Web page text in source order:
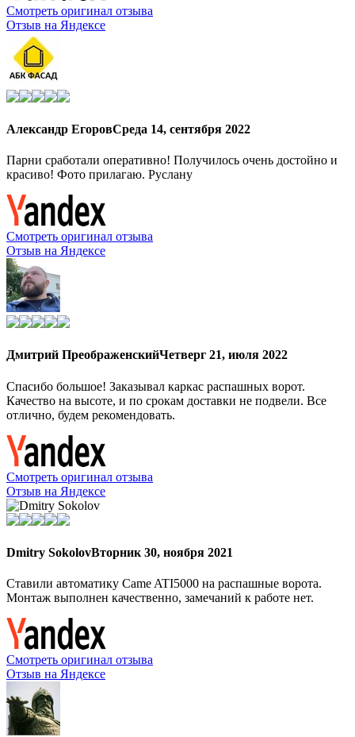
Смотреть оригинал отзыва
Отзыв на Яндексе
Александр ЕгоровСреда 14, сентября 2022
Парни сработали оперативно! Получилось очень достойно и
красиво! Фото прилагаю. Руслану
Смотреть оригинал отзыва
Отзыв на Яндексе
Дмитрий ПреображенскийЧетверг 21, июля 2022
Спасибо большое! Заказывал каркас распашных ворот.
Качество на высоте, и по срокам доставки не подвели. Все
отлично, будем рекомендовать.
Смотреть оригинал отзыва
Отзыв на Яндексе
Dmitry SokolovВторник 30, ноября 2021
Ставили автоматику Came ATI5000 на распашные ворота.
Монтаж выполнен качественно, замечаний к работе нет.
Смотреть оригинал отзыва
Отзыв на Яндексе